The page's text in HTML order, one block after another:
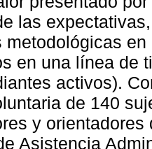
las
metodológicas
en una línea de
activos).
de 140
y
Asistencia